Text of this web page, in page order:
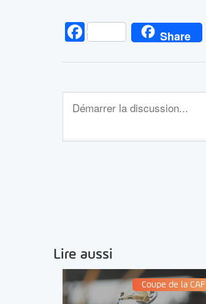
FacebookShare
Lire aussi
Coupe de la CAF